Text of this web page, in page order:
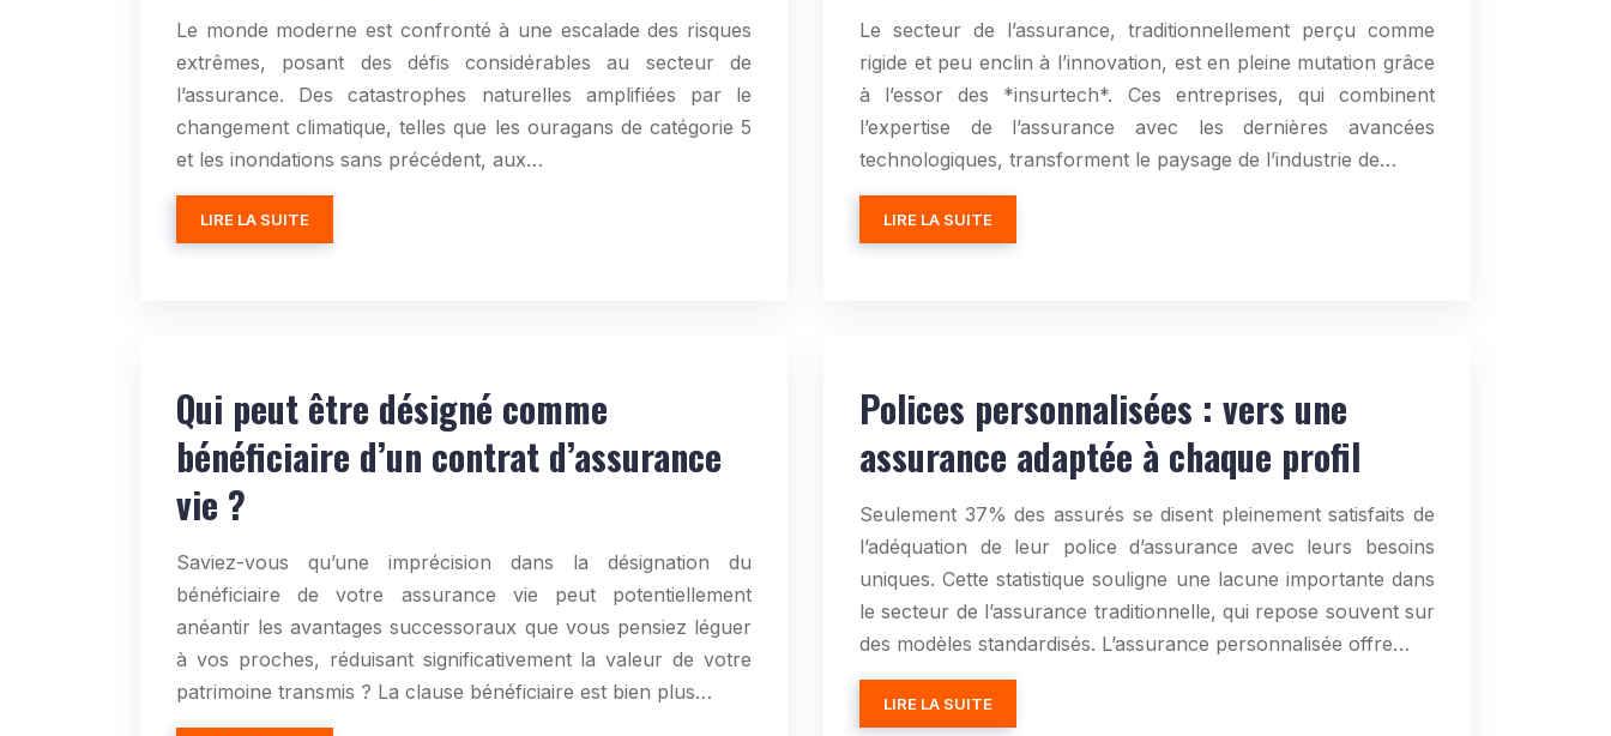
Le monde moderne est confronté à une escalade des risques
extrêmes, posant des défis considérables au secteur de
l’assurance. Des catastrophes naturelles amplifiées par le
changement climatique, telles que les ouragans de catégorie 5
et les inondations sans précédent, aux…
LIRE LA SUITE
Le secteur de l’assurance, traditionnellement perçu comme
rigide et peu enclin à l’innovation, est en pleine mutation grâce
à l’essor des *insurtech*. Ces entreprises, qui combinent
l’expertise de l’assurance avec les dernières avancées
technologiques, transforment le paysage de l’industrie de…
LIRE LA SUITE
Qui peut être désigné comme
bénéficiaire d’un contrat d’assurance
vie ?
Saviez-vous qu’une imprécision dans la désignation du
bénéficiaire de votre assurance vie peut potentiellement
anéantir les avantages successoraux que vous pensiez léguer
à vos proches, réduisant significativement la valeur de votre
patrimoine transmis ? La clause bénéficiaire est bien plus…
Polices personnalisées : vers une
assurance adaptée à chaque profil
Seulement 37% des assurés se disent pleinement satisfaits de
l’adéquation de leur police d’assurance avec leurs besoins
uniques. Cette statistique souligne une lacune importante dans
le secteur de l’assurance traditionnelle, qui repose souvent sur
des modèles standardisés. L’assurance personnalisée offre…
LIRE LA SUITE